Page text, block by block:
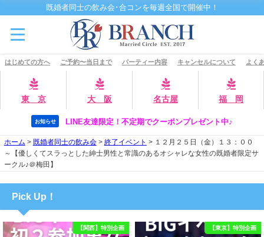
既婚者同士の飲み会･合コンを毎週全国で開催中！
はじめての方へ ご予約〜当日まで パーティー内容 キャンセルについて よく
東 京 大 阪 名古屋 福 岡
お知らせ LINE友達限定！不定期でクーポンプレゼント中♪
ホーム > 既婚者同士の飲み会> 終了イベント > １２月２５日（金）１３：００
～【優しくてスラっとした紳士男性と常識のあるオシャレな女性の既婚者限定サ
ークル♪＠梅田】
Pick Up！
【関西】特別企画 【東京】特別企画